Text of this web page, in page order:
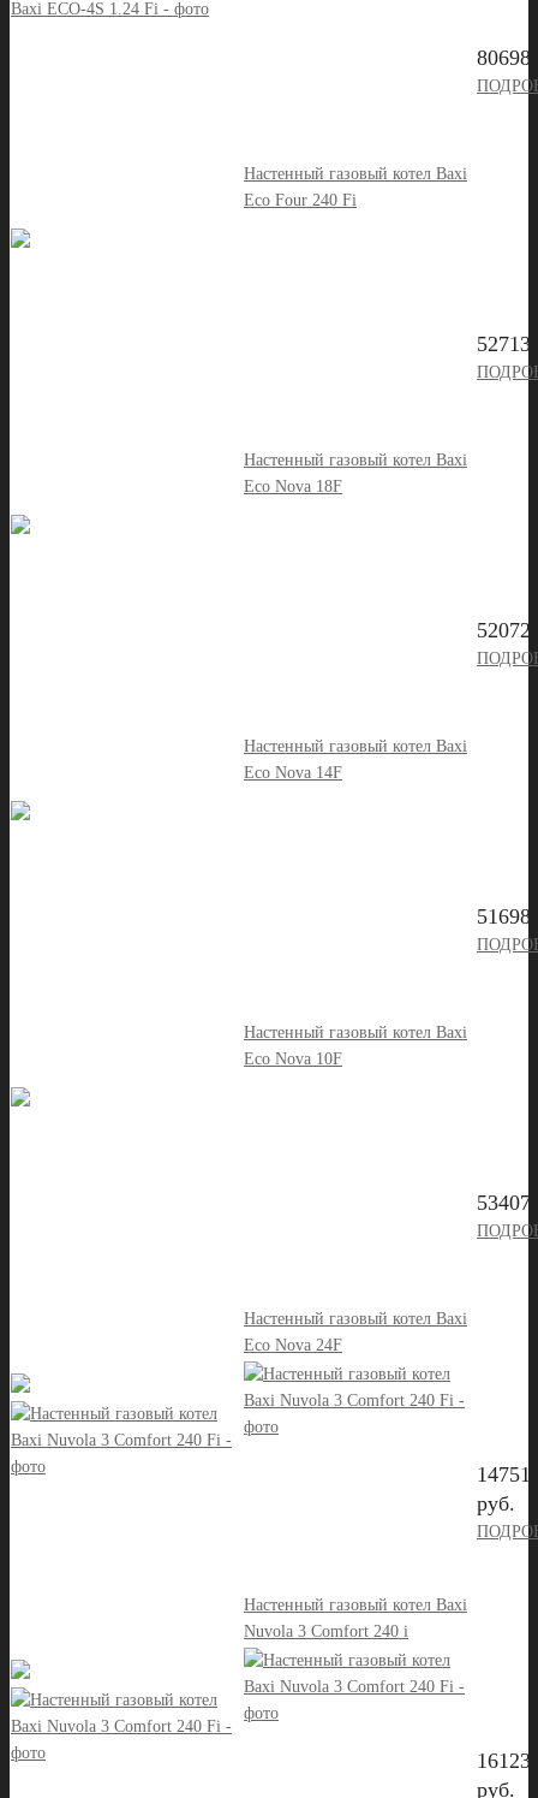
Настенный газовый котел Baxi
Eco Four 240 Fi
80698
Настенный газовый котел Baxi
Eco Nova 18F
52713
Настенный газовый котел Baxi
Eco Nova 14F
52072
Настенный газовый котел Baxi
Eco Nova 10F
51698
Настенный газовый котел Baxi
Eco Nova 24F
53407
Настенный газовый котел Baxi
Nuvola 3 Comfort 240 i
руб.
руб.